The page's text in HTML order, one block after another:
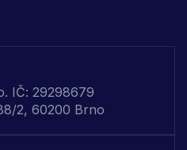
IČ: 29298679
2, 60200 Brno